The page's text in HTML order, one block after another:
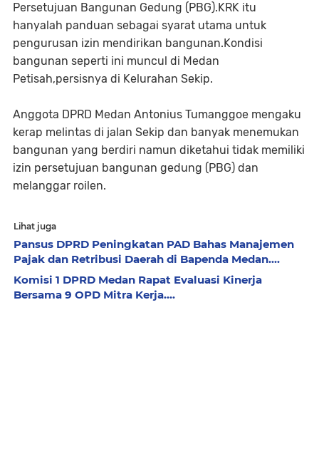
Persetujuan Bangunan Gedung (PBG).KRK itu
hanyalah panduan sebagai syarat utama untuk
pengurusan izin mendirikan bangunan.Kondisi
bangunan seperti ini muncul di Medan
Petisah,persisnya di Kelurahan Sekip.
Anggota DPRD Medan Antonius Tumanggoe mengaku
kerap melintas di jalan Sekip dan banyak menemukan
bangunan yang berdiri namun diketahui tidak memiliki
izin persetujuan bangunan gedung (PBG) dan
melanggar roilen.
Lihat juga
Pansus DPRD Peningkatan PAD Bahas Manajemen
Pajak dan Retribusi Daerah di Bapenda Medan....
Komisi 1 DPRD Medan Rapat Evaluasi Kinerja
Bersama 9 OPD Mitra Kerja....